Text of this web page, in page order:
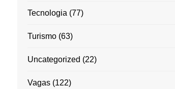
Tecnologia (77)
Turismo(63)
Uncategorized (22)
Vagas(122)